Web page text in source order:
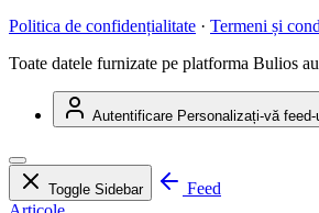
Politica de confidențialitate · Termeni și
Toate datele furnizate pe platforma Bulios
Autentificare Personalizați-vă feed-
Toggle Sidebar
Feed